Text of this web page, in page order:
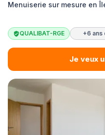
Menuiserie sur mesure en
QUALIBAT-RGE +6 ans
Je veux